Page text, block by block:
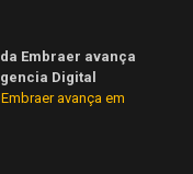
Embraer avança
Digital
avança em